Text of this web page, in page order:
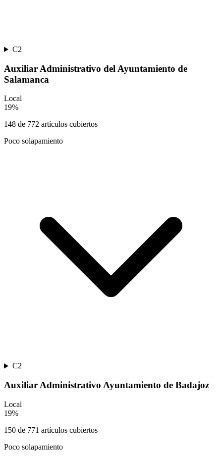
C2
Auxiliar Administrativo del Ayuntamiento de
Salamanca
Local
19%
148 de 772 artículos cubiertos
Poco solapamiento
C2
Auxiliar Administrativo Ayuntamiento de Badajoz
Local
19%
150 de 771 artículos cubiertos
Poco solapamiento